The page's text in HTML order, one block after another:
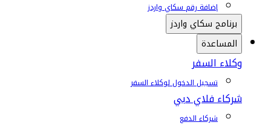
إضافة رقم سكاي واردز
برنامج سكاي واردز
المساعدة
وكلاء السفر
تسجيل الدخول لوكلاء السفر
شركاء فلاي دبي
شركاء الدفع